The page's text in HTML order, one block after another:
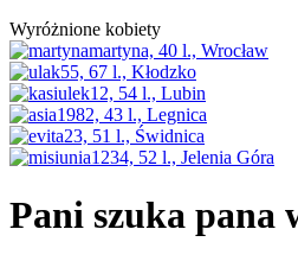
Wyróżnione kobiety
Pani szuka pana